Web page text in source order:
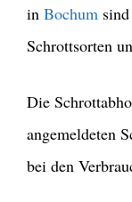
in Bochum
Schrottsorten
Die
angemeldeten
bei den